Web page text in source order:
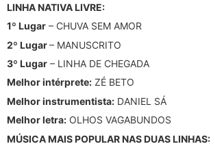
LINHA NATIVA LIVRE:
1º Lugar – CHUVA SEM AMOR
2º Lugar– MANUSCRITO
3º Lugar – LINHA DE CHEGADA
Melhor intérprete: ZÉ BETO
Melhor instrumentista: DANIEL SÁ
Melhor letra: OLHOS VAGABUNDOS
MÚSICA MAIS POPULAR NAS DUAS LINHAS: